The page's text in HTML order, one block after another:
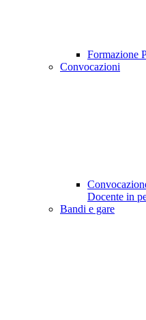
Formazione
Convocazioni
Docente in
Bandi e gare